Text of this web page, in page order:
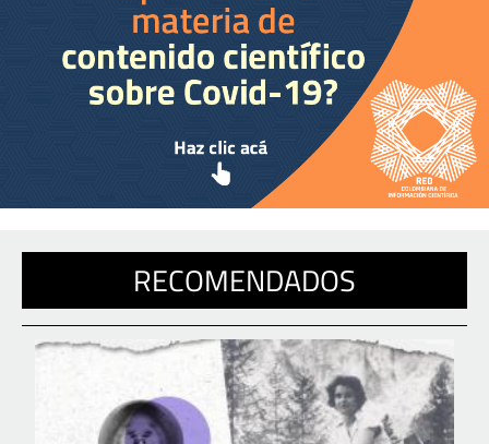
RECOMENDADOS